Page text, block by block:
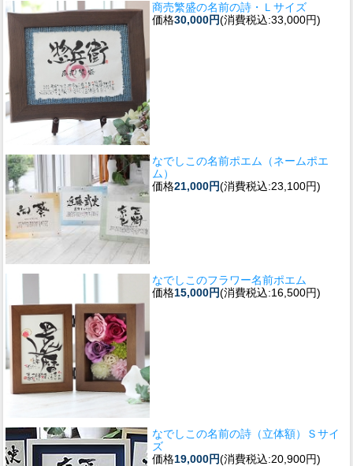
商売繁盛の名前の詩・Ｌサイズ
価格30,000円(消費税込:33,000円)
なでしこの名前ポエム（ネームポエ
ム）
価格21,000円(消費税込:23,100円)
なでしこのフラワー名前ポエム
価格15,000円(消費税込:16,500円)
なでしこの名前の詩（立体額）Ｓサイ
ズ
価格19,000円(消費税込:20,900円)